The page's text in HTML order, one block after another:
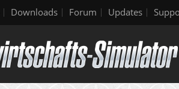
Downloads Forum Updates